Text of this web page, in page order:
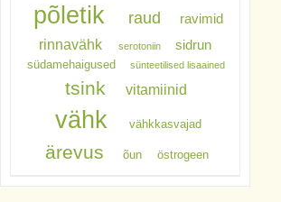
põletik raud ravimid
rinnavähk serotoniin sidrun
südamehaigused sünteetilised lisaained
tsink vitamiinid
vähk vähkkasvajad
ärevus õun östrogeen